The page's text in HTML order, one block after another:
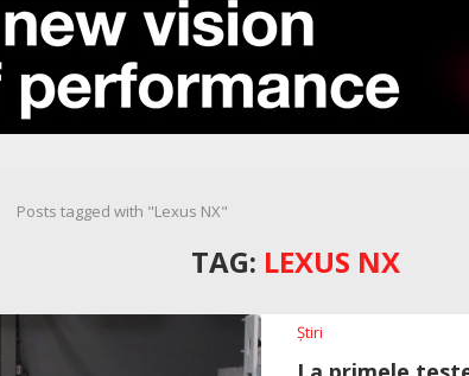
Posts tagged with "Lexus NX"
TAG: LEXUS NX
Știri